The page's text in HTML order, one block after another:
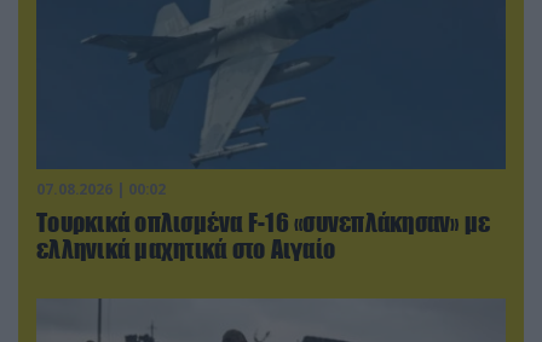
07.08.2026 | 00:02
Τουρκικά οπλισμένα F-16 «συνεπλάκησαν» με
ελληνικά μαχητικά στο Αιγαίο